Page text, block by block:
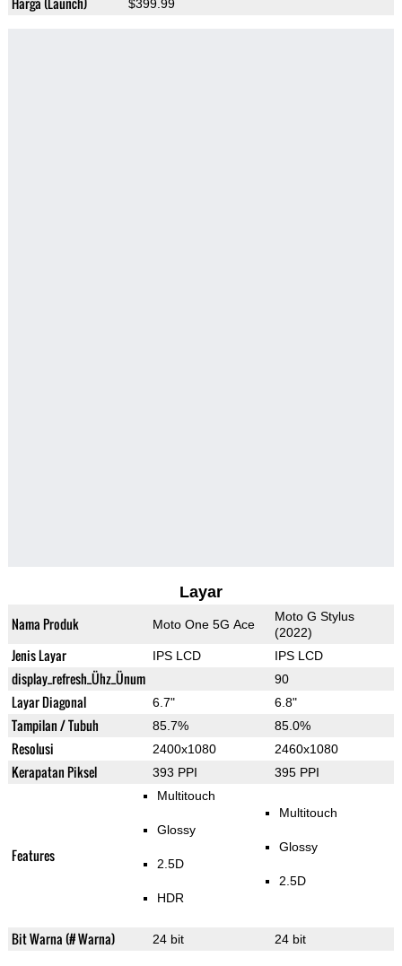
$399.99
Layar
Nama Produk Moto One 5G Ace
Moto G Stylus
(2022)
Jenis Layar IPS LCD IPS LCD
display_refresh_Ühz_Ünum 90
Layar Diagonal 6.7" 6.8"
Tampilan / Tubuh 85.7% 85.0%
Resolusi 2400x1080 2460x1080
Kerapatan Piksel 393 PPI 395 PPI
Features
Multitouch
Glossy
2.5D
HDR
Multitouch
Glossy
2.5D
Bit Warna (# Warna) 24 bit 24 bit